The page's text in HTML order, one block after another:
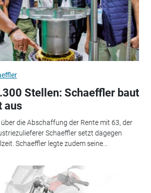
Stellen: Schaeffler baut
aus
die Abschaffung der Rente mit 63, der
Schaeffler setzt dagegen
Schaeffler legte zudem seine...